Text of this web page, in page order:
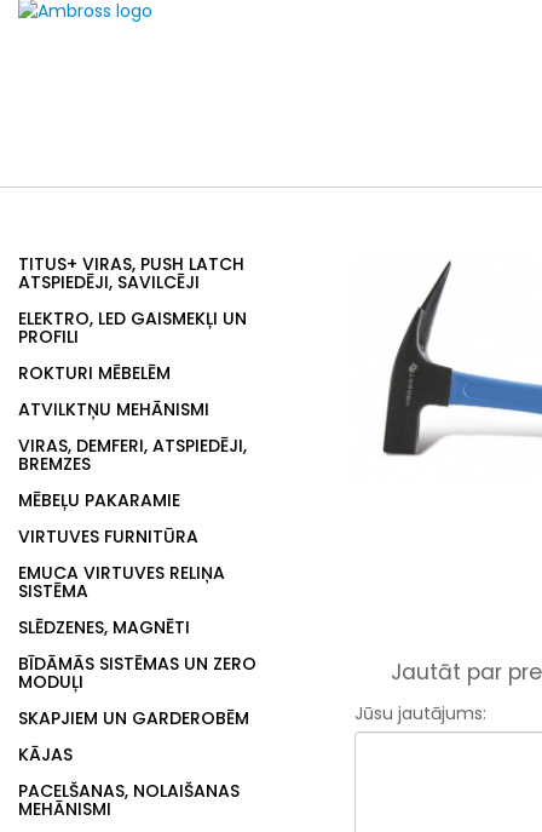
TITUS+ VIRAS, PUSH LATCH
ATSPIEDĒJI, SAVILCĒJI
ELEKTRO, LED GAISMEKĻI UN
PROFILI
ROKTURI MĒBELĒM
ATVILKTŅU MEHĀNISMI
VIRAS, DEMFERI, ATSPIEDĒJI,
BREMZES
MĒBEĻU PAKARAMIE
VIRTUVES FURNITŪRA
EMUCA VIRTUVES RELIŅA
SISTĒMA
SLĒDZENES, MAGNĒTI
BĪDĀMĀS SISTĒMAS UN ZERO
MODUĻI
SKAPJIEM UN GARDEROBĒM
KĀJAS
PACELŠANAS, NOLAIŠANAS
MEHĀNISMI
Jautāt par
Jūsu jautājums: